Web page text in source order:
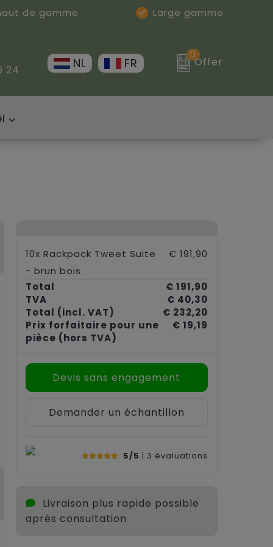
de gamme
Large gamme
24 NL FR
0
Offer
10x Rackpack Tweet Suite
- brun bois
€ 191,90
Total
€ 191,90
TVA
€ 40,30
Total (incl. VAT)
€ 232,20
Prix forfaitaire pour une
pièce (hors TVA)
€ 19,19
Devis sans engagement
Demander un échantillon
5/5 | 3 évaluations
Livraison plus rapide possible
après consultation